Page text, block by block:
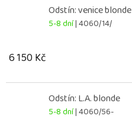
Odstín: venice blonde
5-8 dní| 4060/14/
6 150 Kč
Odstín: L.A. blonde
5-8 dní| 4060/56-